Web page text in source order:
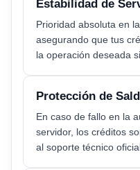
Estabilidad de
Prioridad absoluta en
asegurando que tus
la operación deseada
Protección de
En caso de fallo en la
servidor, los créditos
al soporte técnico